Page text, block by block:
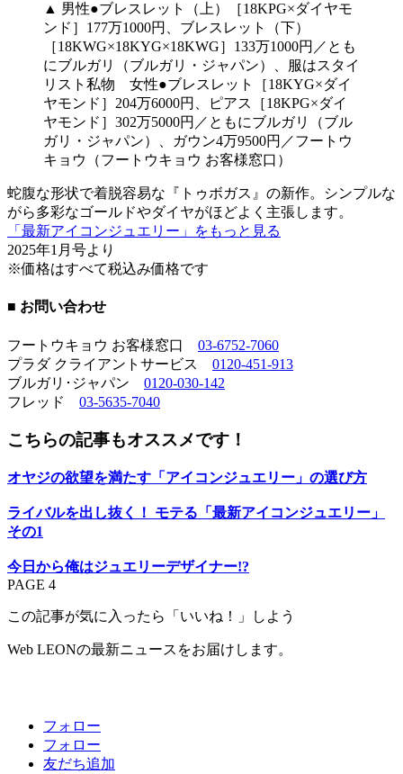
▲ 男性●ブレスレット（上）［18KPG×ダイヤモ
ンド］177万1000円、ブレスレット（下）
［18KWG×18KYG×18KWG］133万1000円／とも
にブルガリ（ブルガリ・ジャパン）、服はスタイ
リスト私物 女性●ブレスレット［18KYG×ダイ
ヤモンド］204万6000円、ピアス［18KPG×ダイ
ヤモンド］302万5000円／ともにブルガリ（ブル
ガリ・ジャパン）、ガウン4万9500円／フートウ
キョウ（フートウキョウ お客様窓口）
蛇腹な形状で着脱容易な『トゥボガス』の新作。シンプルな
がら多彩なゴールドやダイヤがほどよく主張します。
「最新アイコンジュエリー」をもっと見る
2025年1月号より
※価格はすべて税込み価格です
■ お問い合わせ
フートウキョウ お客様窓口 03-6752-7060
プラダ クライアントサービス 0120-451-913
ブルガリ･ジャパン 0120-030-142
フレッド 03-5635-7040
こちらの記事もオススメです！
オヤジの欲望を満たす「アイコンジュエリー」の選び方
ライバルを出し抜く！ モテる「最新アイコンジュエリー」
その1
今日から俺はジュエリーデザイナー!?
PAGE 4
この記事が気に入ったら「いいね！」しよう
Web LEONの最新ニュースをお届けします。
フォロー
フォロー
友だち追加